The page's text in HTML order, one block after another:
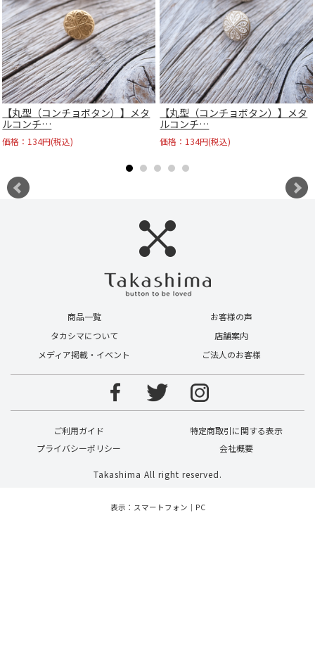
【丸型（コンチョボタン）】メタ
ルコンチ…
価格：134円(税込)
【丸型（コンチョボタン）】メタ
ルコンチ…
価格：134円(税込)
商品一覧
お客様の声
タカシマについて
店舗案内
メディア掲載・イベント
ご法人のお客様
ご利用ガイド
特定商取引に関する表示
プライバシーポリシー
会社概要
Takashima All right reserved.
表示：スマートフォン｜ PC